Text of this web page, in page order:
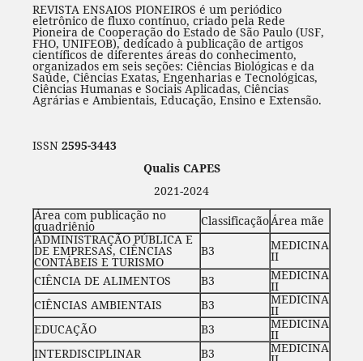
REVISTA ENSAIOS PIONEIROS é um periódico
eletrônico de fluxo contínuo, criado pela Rede
Pioneira de Cooperação do Estado de São Paulo (USF,
FHO, UNIFEOB), dedicado à publicação de artigos
científicos de diferentes áreas do conhecimento,
organizados em seis seções: Ciências Biológicas e da
Saúde, Ciências Exatas, Engenharias e Tecnológicas,
Ciências Humanas e Sociais Aplicadas, Ciências
Agrárias e Ambientais, Educação, Ensino e Extensão.
ISSN 2595-3443
Qualis CAPES
2021-2024
Área com publicação no
quadriênio ClassificaçãoÁrea mãe
ADMINISTRAÇÃO PÚBLICA E
DE EMPRESAS, CIÊNCIAS
CONTÁBEIS E TURISMO
B3 MEDICINA
II
CIÊNCIA DE ALIMENTOS
B3 MEDICINA
II
CIÊNCIAS AMBIENTAIS
B3 MEDICINA
II
EDUCAÇÃO
B3 MEDICINA
II
INTERDISCIPLINAR
B3 MEDICINA